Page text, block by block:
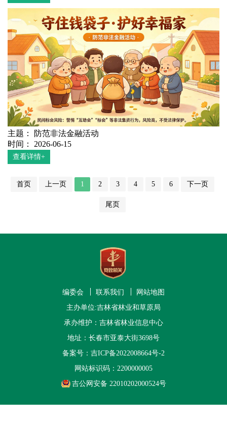
主题： 防范非法金融活动
时间： 2026-06-15
查看详情+
首页 上一页 1 2 3 4 5 6 下一页
尾页
编委会 联系我们
网站地图
主办单位:吉林省林业和草原局
承办维护：吉林省林业信息中心
地址：长春市亚泰大街3698号
备案号： 吉ICP备2022008664号-2
网站标识码：2200000005
吉公网安备 22010202000524号